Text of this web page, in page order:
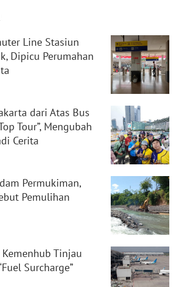
Line Stasiun
Dipicu Perumahan
dari Atas Bus
Tour”, Mengubah
Cerita
Permukiman,
Pemulihan
Tinjau
Surcharge”